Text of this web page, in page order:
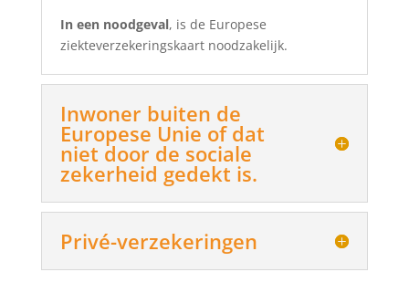
In een noodgeval, is de Europese
ziekteverzekeringskaart noodzakelijk.
Inwoner buiten de
Europese Unie of dat
niet door de sociale
zekerheid gedekt is.
Privé-verzekeringen